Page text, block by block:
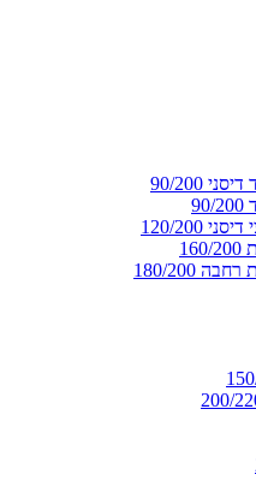
90/200
120/200
180/200